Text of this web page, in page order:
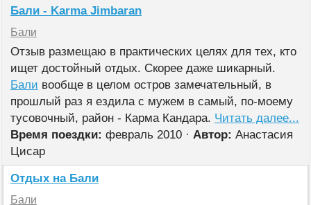
Бали - Karma Jimbaran
Бали
Отзыв размещаю в практических целях для тех, кто
ищет достойный отдых. Скорее даже шикарный.
Бали вообще в целом остров замечательный, в
прошлый раз я ездила с мужем в самый, по-моему
тусовочный, район - Карма Кандара. Читать далее...
Время поездки: февраль 2010 · Автор: Анастасия
Цисар
Отдых на Бали
Бали